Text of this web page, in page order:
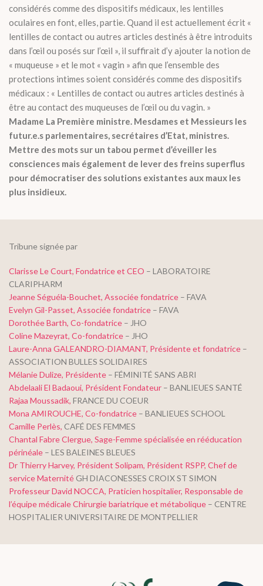
considérés comme des dispositifs médicaux, les lentilles
oculaires en font, elles, partie. Quand il est actuellement écrit «
lentilles de contact ou autres articles destinés à être introduits
dans l’œil ou posés sur l’œil », il suffirait d’y ajouter la notion de
« muqueuse » et le mot « vagin » afin que l’ensemble des
protections intimes soient considérés comme des dispositifs
médicaux : « Lentilles de contact ou autres articles destinés à
être au contact des muqueuses de l’œil ou du vagin. »
Madame La Première ministre. Mesdames et Messieurs les
futur.e.s parlementaires, secrétaires d’Etat, ministres.
Mettre des mots sur un tabou permet d’éveiller les
consciences mais également de lever des freins superflus
pour démocratiser des solutions existantes aux maux les
plus insidieux.
Tribune signée par
Clarisse Le Court, Fondatrice et CEO – LABORATOIRE
CLARIPHARM
Jeanne Séguéla-Bouchet, Associée fondatrice – FAVA
Evelyn Gil-Passet, Associée fondatrice – FAVA
Dorothée Barth, Co-fondatrice – JHO
Coline Mazeyrat, Co-fondatrice – JHO
Laure-Anna GALEANDRO-DIAMANT, Présidente et fondatrice –
ASSOCIATION BULLES SOLIDAIRES
Mélanie Dulize, Présidente – FÉMINITÉ SANS ABRI
Abdelaali El Badaoui, Président Fondateur – BANLIEUES SANTÉ
Rajaa Moussadik, FRANCE DU COEUR
Mona AMIROUCHE, Co-fondatrice – BANLIEUES SCHOOL
Camille Perlès, CAFÉ DES FEMMES
Chantal Fabre Clergue, Sage-Femme spécialisée en rééducation
périnéale – LES BALEINES BLEUES
Dr Thierry Harvey, Président Solipam, Président RSPP, Chef de
service Maternité GH DIACONESSES CROIX ST SIMON
Professeur David NOCCA, Praticien hospitalier, Responsable de
l’équipe médicale Chirurgie bariatrique et métabolique – CENTRE
HOSPITALIER UNIVERSITAIRE DE MONTPELLIER